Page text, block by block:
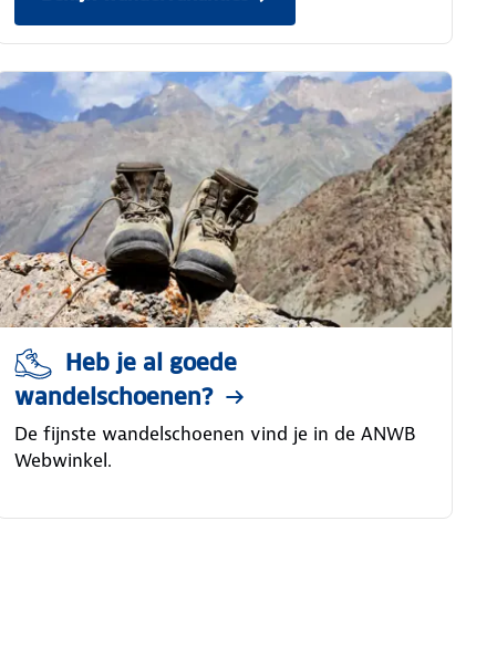
Heb je al goede
wandelschoenen?
De fijnste wandelschoenen vind je in de ANWB
Webwinkel.